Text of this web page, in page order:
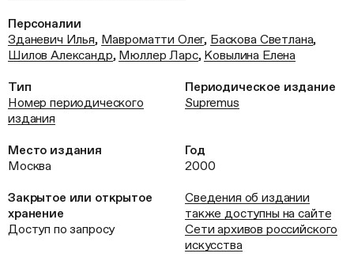
Персоналии
Зданевич Илья, Мавроматти Олег, Баскова Светлана,
Шилов Александр, Мюллер Ларс, Ковылина Елена
Тип
Номер периодического
издания
Периодическое издание
Supremus
Место издания
Москва
Год
2000
Закрытое или открытое
хранение
Доступ по запросу
Сведения об издании
также доступны на сайте
Сети архивов российского
искусства